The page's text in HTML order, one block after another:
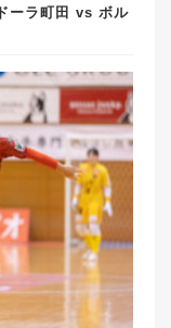
ーラ町田 vs ボル